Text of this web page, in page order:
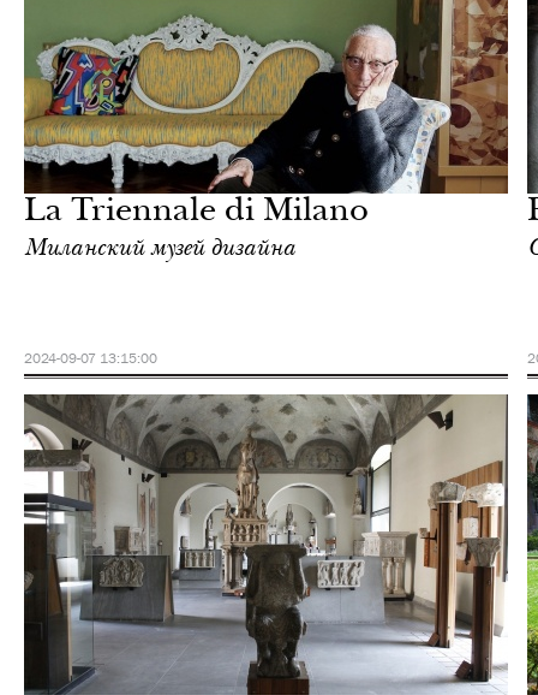
La Triennale di Milano
Миланский музей дизайна
2024-09-07 13:15:00
среда
среда